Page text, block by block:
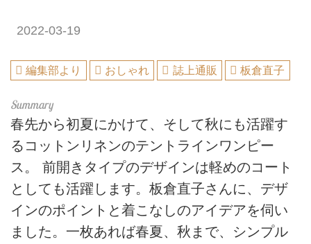
2022-03-19
編集部より おしゃれ 誌上通販 板倉直子
春先から初夏にかけて、そして秋にも活躍す
るコットンリネンのテントラインワンピー
ス。 前開きタイプのデザインは軽めのコート
としても活躍します。板倉直子さんに、デザ
インのポイントと着こなしのアイデアを伺い
ました。一枚あれば春夏、秋まで、シンプル